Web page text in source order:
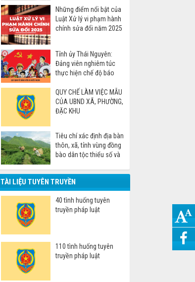
Những điểm nổi bật của
Luật Xử lý vi phạm hành
chính sửa đổi năm 2025
Tỉnh ủy Thái Nguyên:
Đảng viên nghiêm túc
thực hiện chế độ báo
QUY CHẾ LÀM VIỆC MẪU
CỦA UBND XÃ, PHƯỜNG,
ĐẶC KHU
Tiêu chí xác định địa bàn
thôn, xã, tỉnh vùng đồng
bào dân tộc thiểu số và
TÀI LIỆU TUYÊN TRUYỀN
40 tình huống tuyên
truyền pháp luật
110 tình huống tuyên
truyền pháp luật